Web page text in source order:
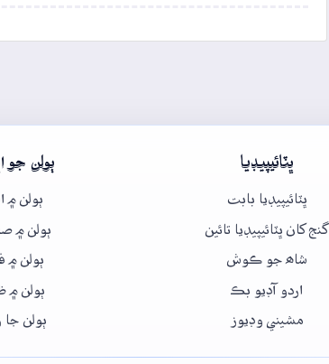
ڀٽائيپيڊيا
ڀٽائيپيڊيا بابت
گنج کان ڀٽائيپيڊيا تائين
شاھ جو ڪوش
اردو آڊيو بڪ
مشيني وڊيوز
ٻولن جو
ٻولن ۾
ٻولن ۾
ٻولن ۾
ٻولن ۾
ٻولن جا